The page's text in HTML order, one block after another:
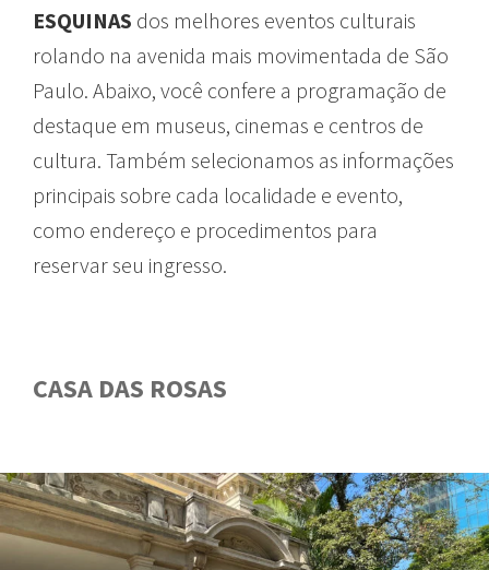
ESQUINAS dos melhores eventos culturais
rolando na avenida mais movimentada de São
Paulo. Abaixo, você confere a programação de
destaque em museus, cinemas e centros de
cultura. Também selecionamos as informações
principais sobre cada localidade e evento,
como endereço e procedimentos para
reservarseu ingresso.
CASA DAS ROSAS